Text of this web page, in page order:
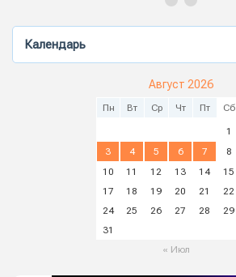
Календарь
Август 2026
Пн Вт Ср Чт Пт Сб
1
3
4 5 6 7 8
10
11 12 13 14 15
17
18 19 20 21 22
24
25 26 27 28 29
31
« Июл